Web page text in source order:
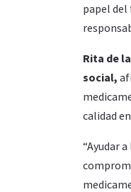
papel del
Rita de
social,
calidad
“Ayudar